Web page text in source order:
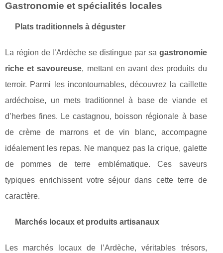
Gastronomie et spécialités locales
Plats traditionnels à déguster
La région de l’Ardèche se distingue par sa gastronomie
riche et savoureuse, mettant en avant des produits du
terroir. Parmi les incontournables, découvrez la caillette
ardéchoise, un mets traditionnel à base de viande et
d’herbes fines. Le castagnou, boisson régionale à base
de crème de marrons et de vin blanc, accompagne
idéalement les repas. Ne manquez pas la crique, galette
de pommes de terre emblématique. Ces saveurs
typiques enrichissent votre séjour dans cette terre de
caractère.
Marchés locaux et produits artisanaux
Les marchés locaux de l’Ardèche, véritables trésors,